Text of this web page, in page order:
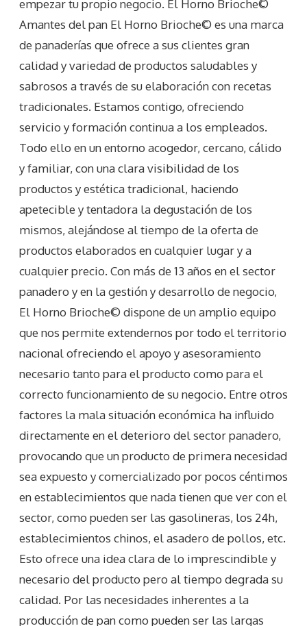
empezar tu propio negocio. El Horno Brioche©
Amantes del pan El Horno Brioche© es una marca
de panaderías que ofrece a sus clientes gran
calidad y variedad de productos saludables y
sabrosos a través de su elaboración con recetas
tradicionales. Estamos contigo, ofreciendo
servicio y formación continua a los empleados.
Todo ello en un entorno acogedor, cercano, cálido
y familiar, con una clara visibilidad de los
productos y estética tradicional, haciendo
apetecible y tentadora la degustación de los
mismos, alejándose al tiempo de la oferta de
productos elaborados en cualquier lugar y a
cualquier precio. Con más de 13 años en el sector
panadero y en la gestión y desarrollo de negocio,
El Horno Brioche© dispone de un amplio equipo
que nos permite extendernos por todo el territorio
nacional ofreciendo el apoyo y asesoramiento
necesario tanto para el producto como para el
correcto funcionamiento de su negocio. Entre otros
factores la mala situación económica ha influido
directamente en el deterioro del sector panadero,
provocando que un producto de primera necesidad
sea expuesto y comercializado por pocos céntimos
en establecimientos que nada tienen que ver con el
sector, como pueden ser las gasolineras, los 24h,
establecimientos chinos, el asadero de pollos, etc.
Esto ofrece una idea clara de lo imprescindible y
necesario del producto pero al tiempo degrada su
calidad. Por las necesidades inherentes a la
producción de pan como pueden ser las largas